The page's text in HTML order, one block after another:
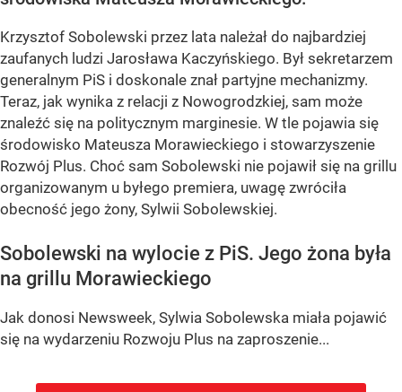
Krzysztof Sobolewski przez lata należał do najbardziej
zaufanych ludzi Jarosława Kaczyńskiego. Był sekretarzem
generalnym PiS i doskonale znał partyjne mechanizmy.
Teraz, jak wynika z relacji z Nowogrodzkiej, sam może
znaleźć się na politycznym marginesie. W tle pojawia się
środowisko Mateusza Morawieckiego i stowarzyszenie
Rozwój Plus. Choć sam Sobolewski nie pojawił się na grillu
organizowanym u byłego premiera, uwagę zwróciła
obecność jego żony, Sylwii Sobolewskiej.
Sobolewski na wylocie z PiS. Jego żona była
na grillu Morawieckiego
Jak donosi Newsweek, Sylwia Sobolewska miała pojawić
się na wydarzeniu Rozwoju Plus na zaproszenie...